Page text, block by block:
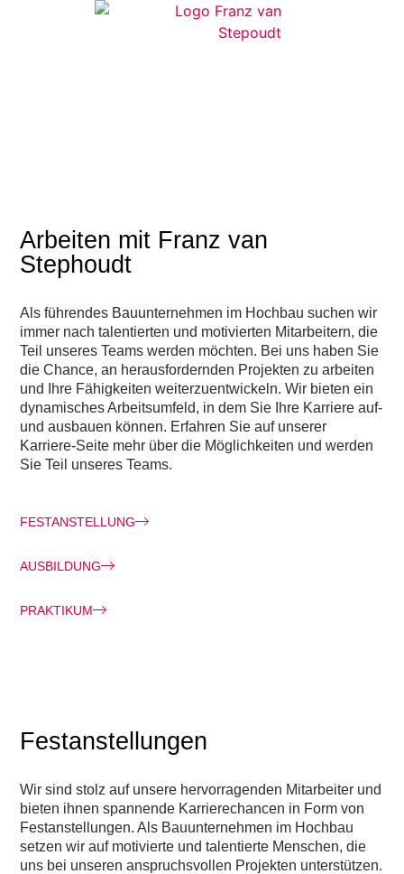
Gemeinsam mehr
Arbeiten mit Franz van
Stephoudt
Als führendes Bauunternehmen im Hochbau suchen wir
immer nach talentierten und motivierten Mitarbeitern, die
Teil unseres Teams werden möchten. Bei uns haben Sie
die Chance, an herausfordernden Projekten zu arbeiten
und Ihre Fähigkeiten weiterzuentwickeln. Wir bieten ein
dynamisches Arbeitsumfeld, in dem Sie Ihre Karriere auf-
und ausbauen können. Erfahren Sie auf unserer
Karriere-Seite mehr über die Möglichkeiten und werden
Sie Teil unseres Teams.
FESTANSTELLUNG
AUSBILDUNG
PRAKTIKUM
Festanstellungen
Wir sind stolz auf unsere hervorragenden Mitarbeiter und
bieten ihnen spannende Karrierechancen in Form von
Festanstellungen. Als Bauunternehmen im Hochbau
setzen wir auf motivierte und talentierte Menschen, die
uns bei unseren anspruchsvollen Projekten unterstützen.